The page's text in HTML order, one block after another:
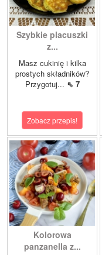
Szybkie placuszki
z...
Masz cukinię i kilka
prostych składników?
Przygotuj... ⇖ 7
Zobacz przepis!
Kolorowa
panzanella z...